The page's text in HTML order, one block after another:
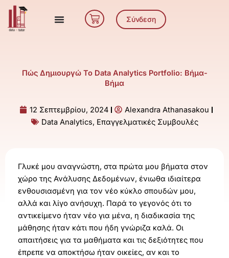
Μετάβαση
περιεχόμενο
Cart Σύνδεση
Πώς Δημιουργώ Το Data Analytics Portfolio: Βήμα-
Βήμα
12 Σεπτεμβρίου, 2024
Alexandra Athanasakou
Data Analytics, Επαγγελματικές Συμβουλές
Γλυκέ μου αναγνώστη, στα πρώτα μου βήματα στον
χώρο της Ανάλυσης Δεδομένων, ένιωθα ιδιαίτερα
ενθουσιασμένη για τον νέο κύκλο σπουδών μου,
αλλά και λίγο ανήσυχη. Παρά το γεγονός ότι το
αντικείμενο ήταν νέο για μένα, η διαδικασία της
μάθησης ήταν κάτι που ήδη γνώριζα καλά. Οι
απαιτήσεις για τα μαθήματα και τις δεξιότητες που
έπρεπε να αποκτήσω ήταν οικείες, αν και το